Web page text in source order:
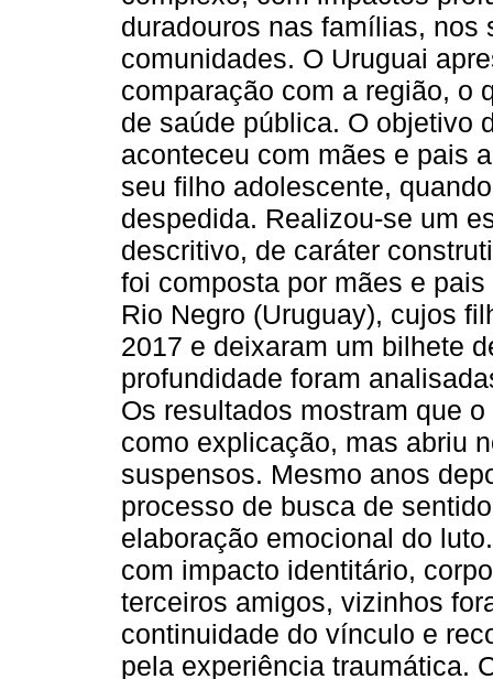
duradouros nas famílias, nos
comunidades. O Uruguai
comparação com a região, o
de saúde pública. O objetivo
aconteceu com mães e pais
seu filho adolescente,
despedida. Realizou-se um
descritivo, de caráter
foi composta por mães e
Rio Negro (Uruguay), cujos
2017 e deixaram um bilhete
profundidade foram
Os resultados mostram que
como explicação, mas abriu
suspensos. Mesmo anos
processo de busca de
elaboração emocional do
com impacto identitário,
terceiros amigos, vizinhos
continuidade do vínculo e
pela experiência traumática.